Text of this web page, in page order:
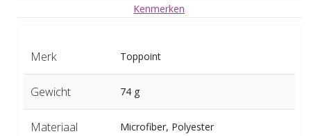
Kenmerken
Merk Toppoint
Gewicht 74 g
Materiaal Microfiber, Polyester